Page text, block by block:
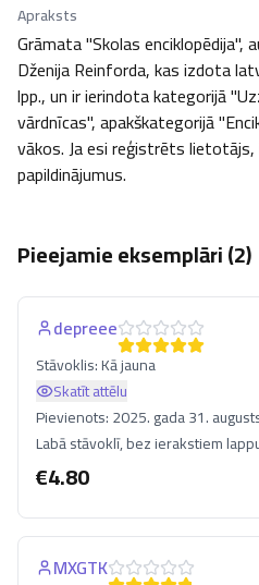
Apraksts
Grāmata "Skolas enciklopēdija",
Dženija Reinforda, kas izdota
lpp., un ir ierindota kategorijā
vārdnīcas", apakškategorijā
vākos. Ja esi reģistrēts
papildinājumus.
Pieejamie eksemplāri (2)
depreee
Stāvoklis:Kā jauna
Skatīt attēlu
Pievienots:2025. gada 31.
Labā stāvoklī, bez ierakstiem
€4.80
MXGTK